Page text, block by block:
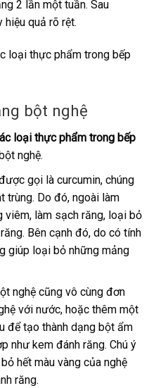
2 lần một tuần. Sau
hiệu quả rõ rệt.
bột nghệ
loại thực phẩm trong bếp
nghệ.
gọi là curcumin, chúng
trùng. Do đó, ngoài làm
viêm, làm sạch răng, loại bỏ
Bên cạnh đó, do có tính
giúp loại bỏ những mảng
nghệ cũng vô cùng đơn
với nước, hoặc thêm một
để tạo thành dạng bột ẩm
như kem đánh răng. Chú ý
hết màu vàng của nghệ
răng.